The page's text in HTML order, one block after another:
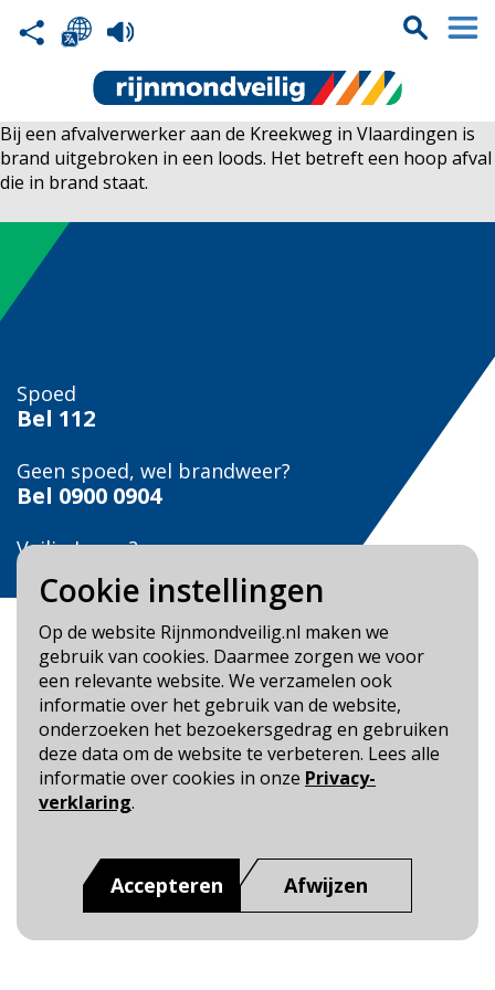
Cookie instellingen
Op de website Rijnmondveilig.nl maken we
gebruik van cookies. Daarmee zorgen we voor
een relevante website. We verzamelen ook
informatie over het gebruik van de website,
onderzoeken het bezoekersgedrag en gebruiken
deze data om de website te verbeteren. Lees alle
informatie over cookies in onze Privacy-
verklaring.
Accepteren Afwijzen
Bij een afvalverwerker aan de Kreekweg in Vlaardingen is
brand uitgebroken in een loods. Het betreft een hoop afval
die in brand staat.
Spoed
Bel 112
Geen spoed, wel brandweer?
Bel 0900 0904
Veilig Leven?
Bel 0900-8387
Blijf op de hoogte
Cookie- en Privacybeleid
Toegankelijkheid
Rijnmond